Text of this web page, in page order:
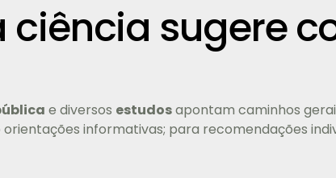
ciência sugere
e diversos estudosapontam caminhos
informativas; para recomendações